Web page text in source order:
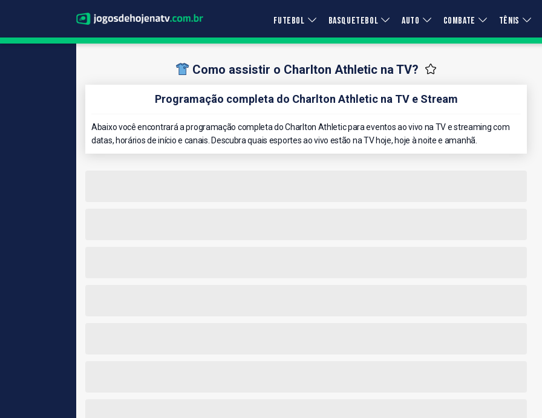
FUTEBOL BASQUETEBOL AUTO COMBATE TÊNIS
Como assistir o Charlton Athletic na TV?
Programação completa do Charlton Athletic na TV e Stream
Abaixo você encontrará a programação completa do Charlton Athletic para eventos ao vivo na TV e streaming com
datas, horários de início e canais. Descubra quais esportes ao vivo estão na TV hoje, hoje à noite e amanhã.